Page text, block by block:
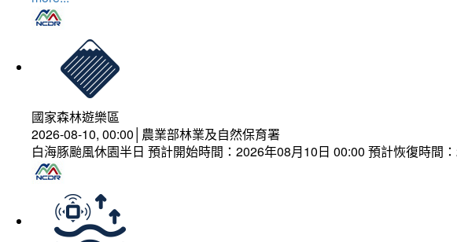
國家森林遊樂區
2026-08-10, 00:00│農業部林業及自然保育署
白海豚颱風休園半日 預計開始時間：2026年08月10日 00:00 預計恢復時間